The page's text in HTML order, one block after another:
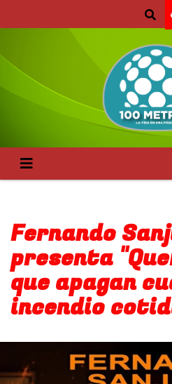
Fernando
presenta
que apagan
incendio